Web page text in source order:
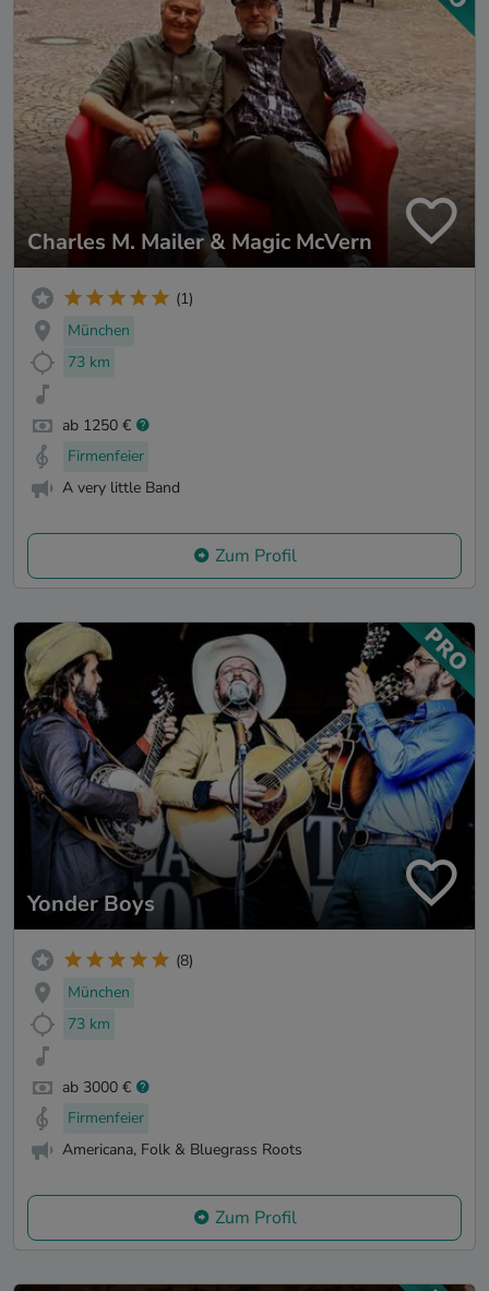
Charles M. Mailer & Magic McVern
(1)
München
73 km
ab 1250 €
Firmenfeier
A very little Band
Zum Profil
Yonder Boys
(8)
München
73 km
ab 3000 €
Firmenfeier
Americana, Folk & Bluegrass Roots
Zum Profil